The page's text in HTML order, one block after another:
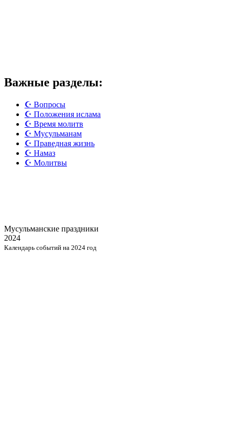
Важные разделы:
☪️ Вопросы
☪️ Положения ислама
☪️ Время молитв
☪️ Мусульманам
☪️ Праведная жизнь
☪️ Намаз
☪️ Молитвы
Мусульманские праздники
2024
Календарь событий на 2024 год